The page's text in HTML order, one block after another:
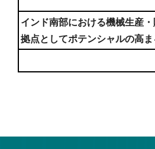
インド南部における機械生産
拠点としてポテンシャルの高